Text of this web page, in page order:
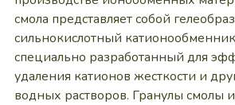
смола представляет собой
сильнокислотный
специально разработанный для
удаления катионов жесткости и
водных растворов. Гранулы смолы